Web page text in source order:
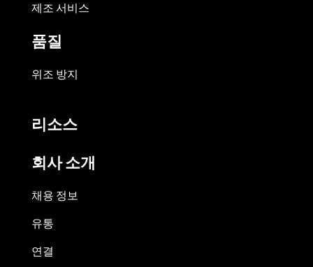
제조 서비스
품질
위조 방지
리소스
회사 소개
채용 정보
유통
연결